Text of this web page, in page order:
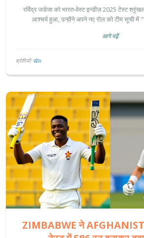
रविंद्र जडेजा को भारत‑वेस्ट इन्डीज़ 2025 टेस्ट
आश्चर्य हुआ, उन्होंने अपने नए रोल को टीम सूची में
आगे पढ़ें
श्रेणियाँ: खेल
ZIMBABWE ने